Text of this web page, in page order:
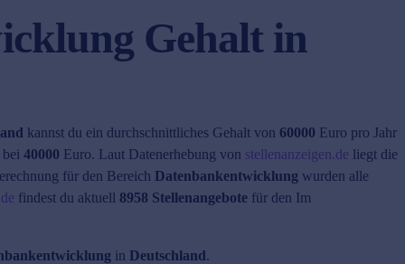
Gehalt in
kannst du ein durchschnittliches Gehalt von 60000 Euro pro Jahr
40000 Euro. Laut Datenerhebung von stellenanzeigen.de liegt die
für den Bereich Datenbankentwicklung wurden alle
findest du aktuell 8958 Stellenangebote für den Im
in Deutschland.